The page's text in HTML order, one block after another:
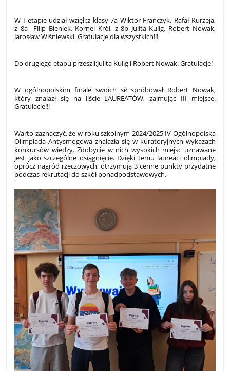
W I etapie udział wzięli:z klasy 7a Wiktor Franczyk, Rafał Kurzeja,
z 8a Filip Bieniek, Kornel Król, z 8b Julita Kulig, Robert Nowak,
Jarosław Wiśniewski. Gratulacje dla wszystkich!!!
Do drugiego etapu przeszli:Julita Kulig i Robert Nowak. Gratulacje!
W ogólnopolskim finale swoich sił spróbował Robert Nowak,
który znalazł się na liście LAUREATÓW, zajmując III miejsce.
Gratulacje!!!
Warto zaznaczyć, że w roku szkolnym 2024/2025 IV Ogólnopolska
Olimpiada Antysmogowa znalazła się w kuratoryjnych wykazach
konkursów wiedzy. Zdobycie w nich wysokich miejsc uznawane
jest jako szczególne osiągnięcie. Dzięki temu laureaci olimpiady,
oprócz nagród rzeczowych, otrzymują 3 cenne punkty przydatne
podczas rekrutacji do szkół ponadpodstawowych.